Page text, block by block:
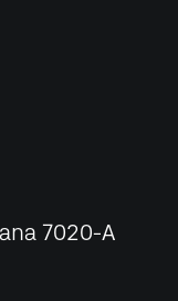
7020-A